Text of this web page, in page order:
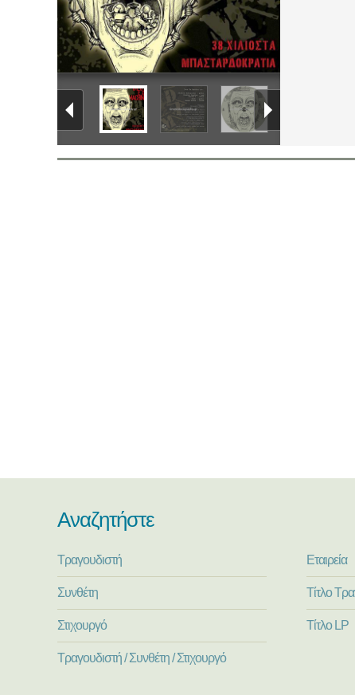
Αναζητήστε
Τραγουδιστή
Συνθέτη
Στιχουργό
Τραγουδιστή / Συνθέτη / Στιχουργό
Εταιρεία
Τίτλο
Τίτλο LP